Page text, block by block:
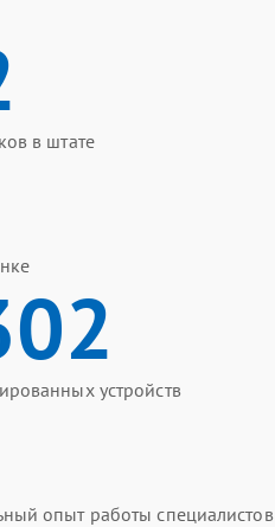
в штате
устройств
опыт работы специалистов